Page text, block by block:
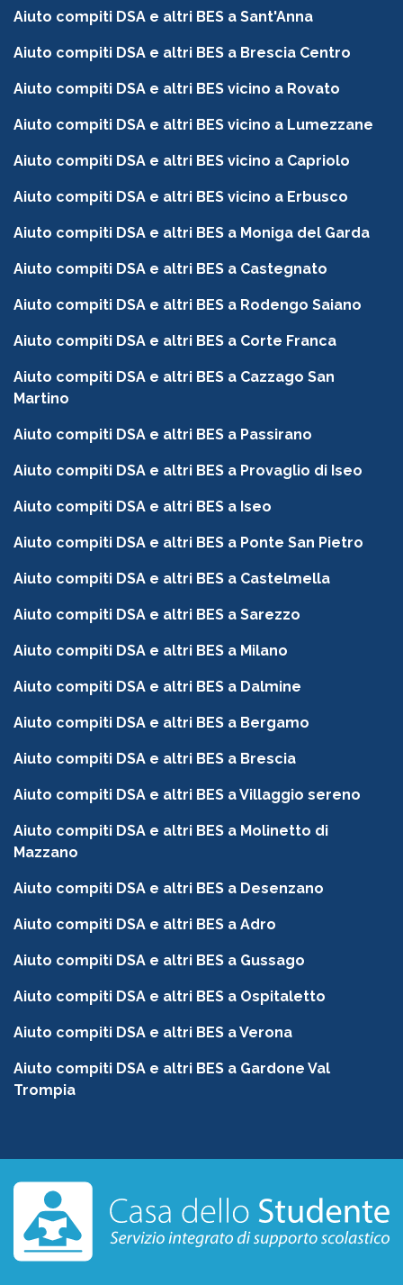
Aiuto compiti DSA e altri BES a Sant'Anna
Aiuto compiti DSA e altri BES a Brescia Centro
Aiuto compiti DSA e altri BES vicino a Rovato
Aiuto compiti DSA e altri BES vicino a Lumezzane
Aiuto compiti DSA e altri BES vicino a Capriolo
Aiuto compiti DSA e altri BES vicino a Erbusco
Aiuto compiti DSA e altri BES a Moniga del Garda
Aiuto compiti DSA e altri BES a Castegnato
Aiuto compiti DSA e altri BES a Rodengo Saiano
Aiuto compiti DSA e altri BES a Corte Franca
Aiuto compiti DSA e altri BES a Cazzago San
Martino
Aiuto compiti DSA e altri BES a Passirano
Aiuto compiti DSA e altri BES a Provaglio di Iseo
Aiuto compiti DSA e altri BES a Iseo
Aiuto compiti DSA e altri BES a Ponte San Pietro
Aiuto compiti DSA e altri BES a Castelmella
Aiuto compiti DSA e altri BES a Sarezzo
Aiuto compiti DSA e altri BES a Milano
Aiuto compiti DSA e altri BES a Dalmine
Aiuto compiti DSA e altri BES a Bergamo
Aiuto compiti DSA e altri BES a Brescia
Aiuto compiti DSA e altri BES a Villaggio sereno
Aiuto compiti DSA e altri BES a Molinetto di
Mazzano
Aiuto compiti DSA e altri BES a Desenzano
Aiuto compiti DSA e altri BES a Adro
Aiuto compiti DSA e altri BES a Gussago
Aiuto compiti DSA e altri BES a Ospitaletto
Aiuto compiti DSA e altri BES a Verona
Aiuto compiti DSA e altri BES a Gardone Val
Trompia